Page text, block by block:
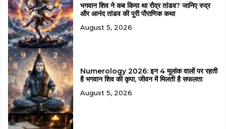
भगवान शिव ने कब किया था रौद्र तांडव? जानिए रुद्र
और आनंद तांडव की पूरी पौराणिक कथा
August 5, 2026
Numerology 2026: इन 4 मूलांक वालों पर रहती
है भगवान शिव की कृपा, जीवन में मिलती है सफलता
August 5, 2026